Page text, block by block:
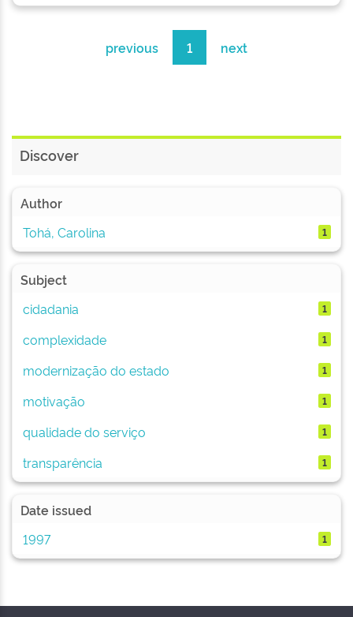
previous 1 next
Discover
Author
Tohá, Carolina
1
Subject
cidadania
1
complexidade 1
modernização do estado 1
motivação 1
qualidade do serviço 1
transparência 1
Date issued
1997
1